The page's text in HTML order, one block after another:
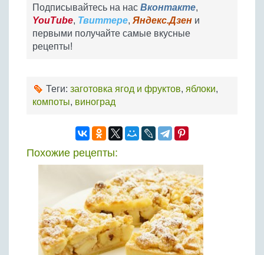
Подписывайтесь на нас Вконтакте,
YouTube, Твиттере, Яндекс.Дзен и
первыми получайте самые вкусные
рецепты!
Теги: заготовка ягод и фруктов, яблоки,
компоты, виноград
Похожие рецепты: